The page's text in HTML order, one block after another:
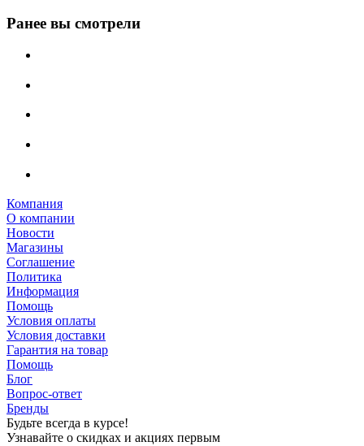
Ранее вы смотрели
Компания
О компании
Новости
Магазины
Соглашение
Политика
Информация
Помощь
Условия оплаты
Условия доставки
Гарантия на товар
Помощь
Блог
Вопрос-ответ
Бренды
Будьте всегда в курсе!
Узнавайте о скидках и акциях первым